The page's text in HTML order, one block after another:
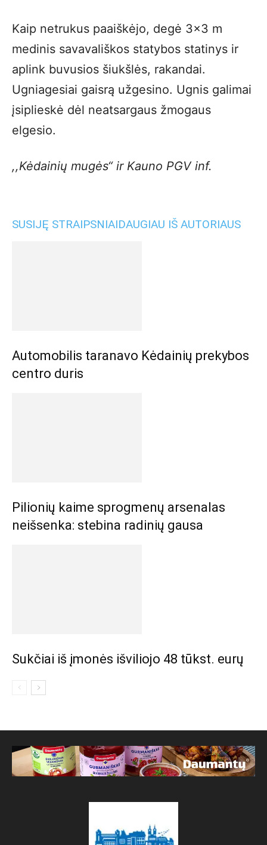
Kaip netrukus paaiškėjo, degė 3×3 m
medinis savavališkos statybos statinys ir
aplink buvusios šiukšlės, rakandai.
Ugniagesiai gaisrą užgesino. Ugnis galimai
įsiplieskė dėl neatsargaus žmogaus
elgesio.
,,Kėdainių mugės“ ir Kauno PGV inf.
SUSIJĘ STRAIPSNIAIDAUGIAU IŠ AUTORIAUS
Automobilis taranavo Kėdainių prekybos
centro duris
Pilionių kaime sprogmenų arsenalas
neišsenka: stebina radinių gausa
Sukčiai iš įmonės išviliojo 48 tūkst. eurų